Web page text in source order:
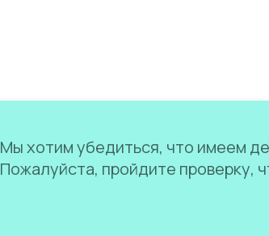
Мы хотим убедиться, что имеем
Пожалуйста, пройдите проверку,